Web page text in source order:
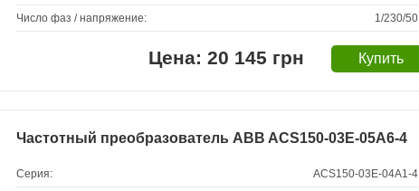
Число фаз / напряжение: 1/230/50
20 145 грн
Частотный преобразователь ABB ACS150-03E-05A6-4
Серия: ACS150-03E-04A1-4